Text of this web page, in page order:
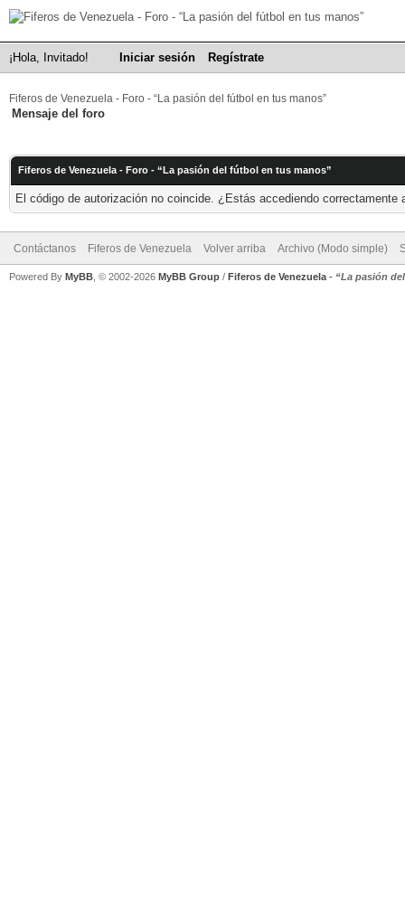
¡Hola, Invitado! Iniciar sesión Regístrate
Fiferos de Venezuela - Foro - “La pasión del fútbol en tus manos”
Mensaje del foro
Fiferos de Venezuela - Foro - “La pasión del fútbol en tus manos”
El código de autorización no coincide. ¿Estás accediendo
Contáctanos Fiferos de Venezuela Volver arriba Archivo (Modo simple)
Powered By MyBB , © 2002-2026 MyBB Group / Fiferos de Venezuela - “La pasión